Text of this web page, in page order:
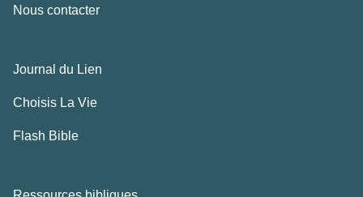
Nous contacter
Journal du Lien
Choisis La Vie
Flash Bible